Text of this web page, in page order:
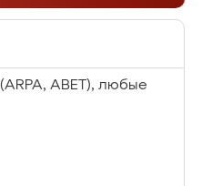
ABET), любые